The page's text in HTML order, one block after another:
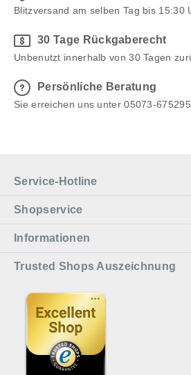
Blitzversand am selben Tag bis 15:30
30 Tage Rückgaberecht
Unbenutzt innerhalb von 30 Tagen
Persönliche Beratung
Sie erreichen uns unter 05073-
Service-Hotline
Shopservice
Informationen
Trusted Shops Auszeichnung